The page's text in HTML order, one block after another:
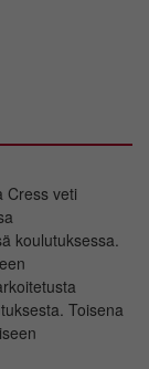
Cress veti
koulutuksessa.
Toisena